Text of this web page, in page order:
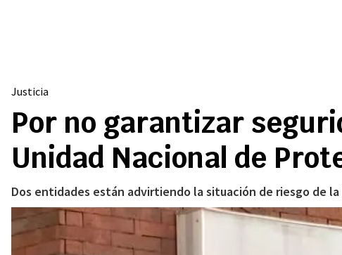
Justicia
Por no garantizar
Unidad Nacional de
Dos entidades están advirtiendo la situación de riesgo de